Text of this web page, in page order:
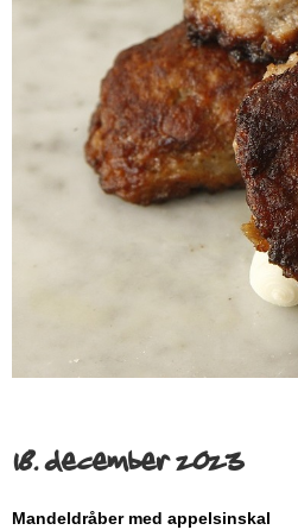
18. december 2023
Mandeldråber med appelsinskal